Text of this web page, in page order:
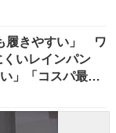
履きやすい」 ワ
いレインパン
」「コスパ最